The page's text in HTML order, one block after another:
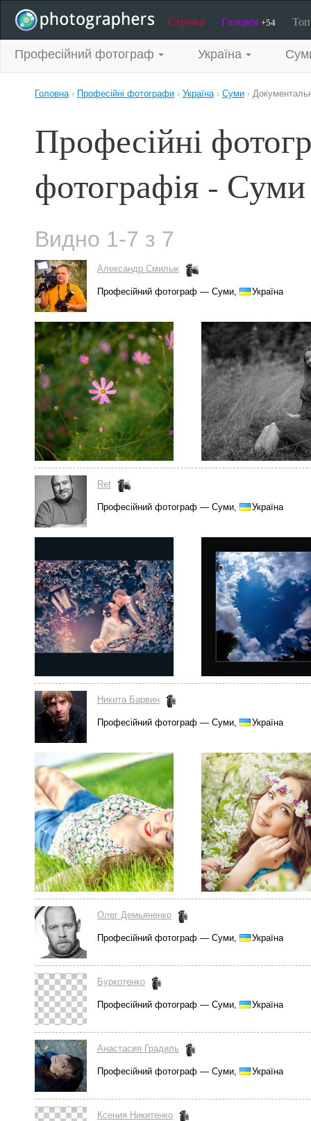
Стрічка Галерея +54
Професійний фотограф Україна
Головна› Професійні фотографи › Україна› Суми ›
Професійні
фотографія - Суми
Видно 1-7 з 7
Александр Смилык
Професійний фотограф — Суми, Україна
Ret
Професійний фотограф — Суми, Україна
Никита Барвин
Професійний фотограф — Суми, Україна
Олег Демьяненко
Професійний фотограф — Суми, Україна
Буркотенко
Професійний фотограф — Суми, Україна
Анастасия Градиль
Професійний фотограф — Суми, Україна
Ксения Никитенко